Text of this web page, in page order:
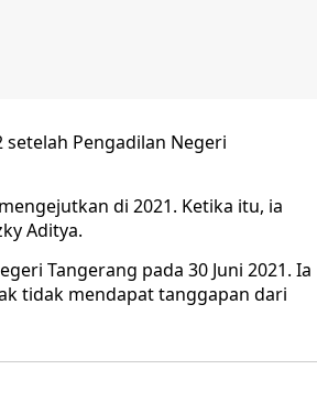
Pengadilan Negeri
di 2021. Ketika itu, ia
Aditya.
Tangerang pada 30 Juni 2021. Ia
tidak mendapat tanggapan dari